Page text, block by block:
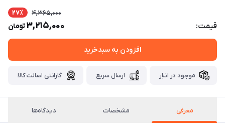
قیمت:
4,365,000 27٪
3,215,000تومان
افزودن به سبدخرید
موجود در انبار ارسال سریع گارانتی اصالت کالا
معرفی مشخصات دیدگاه‌ها